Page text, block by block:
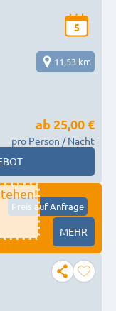
5
11,53 km
ab 25,00 €
pro Person / Nacht
Preis auf Anfrage
MEHR